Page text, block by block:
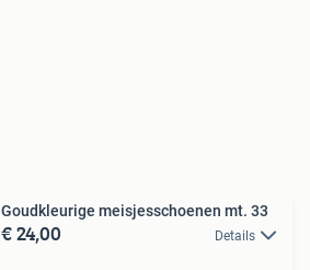
Goudkleurige meisjesschoenen mt. 33
€ 24,00 Details